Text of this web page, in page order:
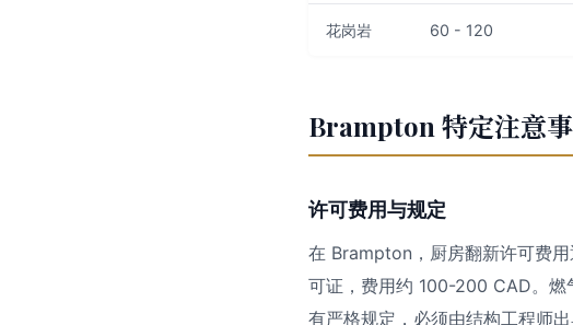
花岗岩 60 - 120
Brampton 特定注意
许可费用与规定
在 Brampton，厨房翻新许可费
可证，费用约 100-200 CAD。燃
有严格规定，必须由结构工程师